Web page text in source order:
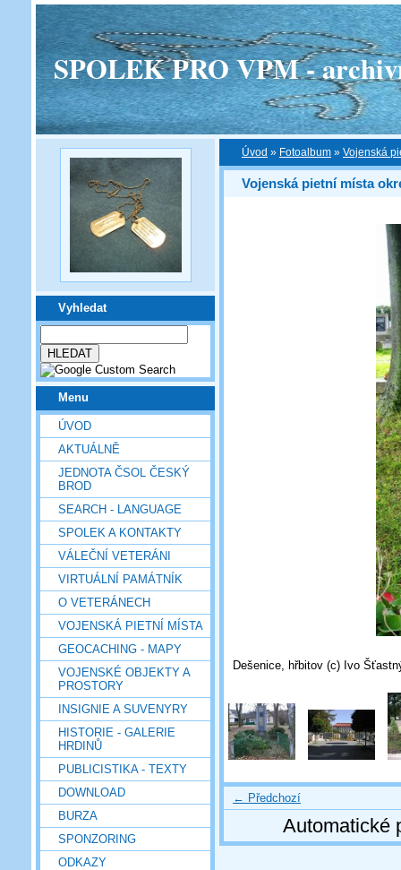
SPOLEK PRO VPM -
Vyhledat
Menu
ÚVOD
AKTUÁLNĚ
JEDNOTA ČSOL ČESKÝ
BROD
SEARCH - LANGUAGE
SPOLEK A KONTAKTY
VÁLEČNÍ VETERÁNI
VIRTUÁLNÍ PAMÁTNÍK
O VETERÁNECH
VOJENSKÁ PIETNÍ MÍSTA
GEOCACHING - MAPY
VOJENSKÉ OBJEKTY A
PROSTORY
INSIGNIE A SUVENYRY
HISTORIE - GALERIE
HRDINŮ
PUBLICISTIKA - TEXTY
DOWNLOAD
BURZA
SPONZORING
ODKAZY
Úvod » Fotoalbum » Vojenská
Vojenská pietní místa
Dešenice, hřbitov (c) Ivo
← Předchozí
Automatické